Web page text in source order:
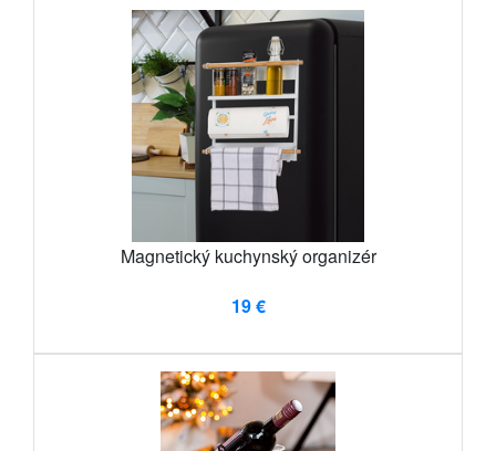
Magnetický kuchynský organizér
19 €